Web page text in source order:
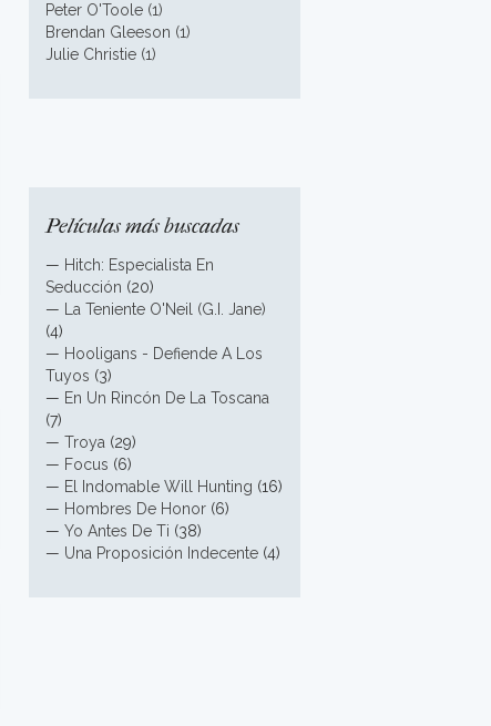
Peter O'Toole (1)
Brendan Gleeson (1)
Julie Christie (1)
Películas más buscadas
— Hitch: Especialista En
Seducción (20)
—
La Teniente O'Neil (G.I. Jane)
(4)
— Hooligans - Defiende A Los
Tuyos (3)
— En Un Rincón De La Toscana
(7)
— Troya (29)
— Focus (6)
— El Indomable Will Hunting (16)
— Hombres De Honor (6)
— Yo Antes De Ti (38)
— Una Proposición Indecente (4)